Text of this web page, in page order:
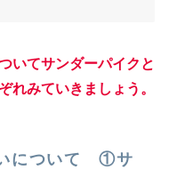
いてサンダーパイクと
れみていきましょう。
いについて ①サ